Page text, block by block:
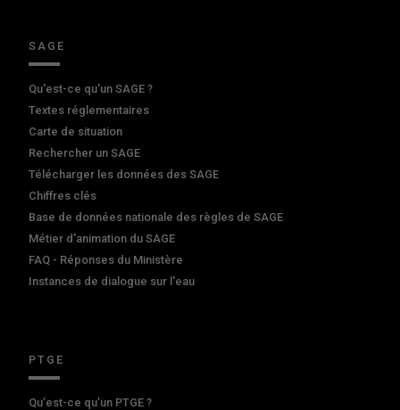
SAGE
Qu'est-ce qu'un SAGE ?
Textes réglementaires
Carte de situation
Rechercher un SAGE
Télécharger les données des SAGE
Chiffres clés
Base de données nationale des règles de SAGE
Métier d'animation du SAGE
FAQ - Réponses du Ministère
Instances de dialogue sur l'eau
PTGE
Qu’est-ce qu’un PTGE ?